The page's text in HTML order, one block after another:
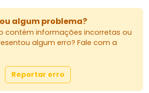
seu jeito!
oportunidade também para quem
na região do Jardim Centro Cívico,
e ótima valorização.
eu te passo valor, condições de
algum problema?
contém informações incorretas ou
algum erro? Fale com a
Reportar erro